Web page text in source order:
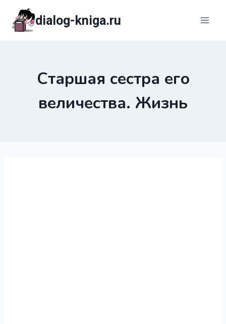
содержимому
dialog-kniga.ru
Старшая сестра его
величества. Жизнь